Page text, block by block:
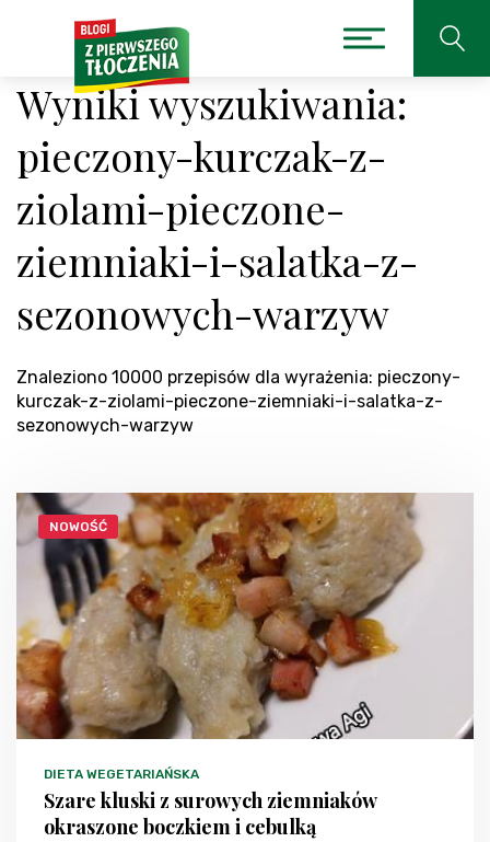
Wyniki wyszukiwania:
pieczony-kurczak-z-
ziolami-pieczone-
ziemniaki-i-salatka-z-
sezonowych-warzyw
Znaleziono 10000 przepisów dla wyrażenia: pieczony-
kurczak-z-ziolami-pieczone-ziemniaki-i-salatka-z-
sezonowych-warzyw
NOWOŚĆ
DIETA WEGETARIAŃSKA
Szare kluski z surowych ziemniaków
okraszone boczkiem i cebulką